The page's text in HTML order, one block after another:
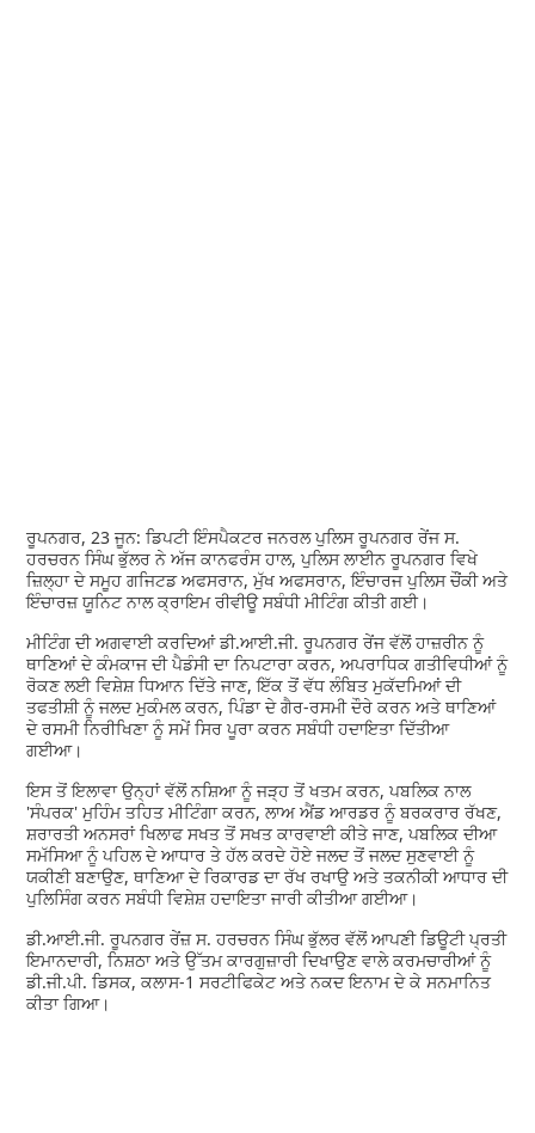
ਰੂਪਨਗਰ, 23 ਜੂਨ: ਡਿਪਟੀ ਇੰਸਪੈਕਟਰ ਜਨਰਲ ਪੁਲਿਸ ਰੂਪਨਗਰ ਰੇਂਜ ਸ.
ਹਰਚਰਨ ਸਿੰਘ ਭੁੱਲਰ ਨੇ ਅੱਜ ਕਾਨਫਰੰਸ ਹਾਲ, ਪੁਲਿਸ ਲਾਈਨ ਰੂਪਨਗਰ ਵਿਖੇ
ਜ਼ਿਲ੍ਹਾ ਦੇ ਸਮੂਹ ਗਜਿਟਡ ਅਫਸਰਾਨ, ਮੁੱਖ ਅਫਸਰਾਨ, ਇੰਚਾਰਜ ਪੁਲਿਸ ਚੌਂਕੀ ਅਤੇ
ਇੰਚਾਰਜ਼ ਯੂਨਿਟ ਨਾਲ ਕ੍ਰਾਇਮ ਰੀਵੀਊ ਸਬੰਧੀ ਮੀਟਿੰਗ ਕੀਤੀ ਗਈ।
ਮੀਟਿੰਗ ਦੀ ਅਗਵਾਈ ਕਰਦਿਆਂ ਡੀ.ਆਈ.ਜੀ. ਰੂਪਨਗਰ ਰੇਂਜ ਵੱਲੋਂ ਹਾਜ਼ਰੀਨ ਨੂੰ
ਥਾਣਿਆਂ ਦੇ ਕੰਮਕਾਜ ਦੀ ਪੈਡੰਸੀ ਦਾ ਨਿਪਟਾਰਾ ਕਰਨ, ਅਪਰਾਧਿਕ ਗਤੀਵਿਧੀਆਂ ਨੂੰ
ਰੋਕਣ ਲਈ ਵਿਸ਼ੇਸ਼ ਧਿਆਨ ਦਿੱਤੇ ਜਾਣ, ਇੱਕ ਤੋਂ ਵੱਧ ਲੰਬਿਤ ਮੁਕੱਦਮਿਆਂ ਦੀ
ਤਫਤੀਸ਼ੀ ਨੂੰ ਜਲਦ ਮੁਕੰਮਲ ਕਰਨ, ਪਿੰਡਾ ਦੇ ਗੈਰ-ਰਸਮੀ ਦੌਰੇ ਕਰਨ ਅਤੇ ਥਾਣਿਆਂ
ਦੇ ਰਸਮੀ ਨਿਰੀਖਿਣਾ ਨੂੰ ਸਮੇਂ ਸਿਰ ਪੂਰਾ ਕਰਨ ਸਬੰਧੀ ਹਦਾਇਤਾ ਦਿੱਤੀਆ
ਗਈਆ।
ਇਸ ਤੋਂ ਇਲਾਵਾ ਉਨ੍ਹਾਂ ਵੱਲੋਂ ਨਸ਼ਿਆ ਨੂੰ ਜੜ੍ਹ ਤੋਂ ਖਤਮ ਕਰਨ, ਪਬਲਿਕ ਨਾਲ
'ਸੰਪਰਕ' ਮੁਹਿੰਮ ਤਹਿਤ ਮੀਟਿੰਗਾ ਕਰਨ, ਲਾਅ ਐਂਡ ਆਰਡਰ ਨੂੰ ਬਰਕਰਾਰ ਰੱਖਣ,
ਸ਼ਰਾਰਤੀ ਅਨਸਰਾਂ ਖਿਲਾਫ ਸਖਤ ਤੋਂ ਸਖਤ ਕਾਰਵਾਈ ਕੀਤੇ ਜਾਣ, ਪਬਲਿਕ ਦੀਆ
ਸਮੱਸਿਆ ਨੂੰ ਪਹਿਲ ਦੇ ਆਧਾਰ ਤੇ ਹੱਲ ਕਰਦੇ ਹੋਏ ਜਲਦ ਤੋਂ ਜਲਦ ਸੁਣਵਾਈ ਨੂੰ
ਯਕੀਣੀ ਬਣਾਉਣ, ਥਾਣਿਆ ਦੇ ਰਿਕਾਰਡ ਦਾ ਰੱਖ ਰਖਾਉ ਅਤੇ ਤਕਨੀਕੀ ਆਧਾਰ ਦੀ
ਪੁਲਿਸਿੰਗ ਕਰਨ ਸਬੰਧੀ ਵਿਸ਼ੇਸ਼ ਹਦਾਇਤਾ ਜਾਰੀ ਕੀਤੀਆ ਗਈਆ।
ਡੀ.ਆਈ.ਜੀ. ਰੂਪਨਗਰ ਰੇਂਜ਼ ਸ. ਹਰਚਰਨ ਸਿੰਘ ਭੁੱਲਰ ਵੱਲੋਂ ਆਪਣੀ ਡਿਊਟੀ ਪ੍ਰਤੀ
ਇਮਾਨਦਾਰੀ, ਨਿਸ਼ਠਾ ਅਤੇ ਉੱਤਮ ਕਾਰਗੁਜ਼ਾਰੀ ਦਿਖਾਉਣ ਵਾਲੇ ਕਰਮਚਾਰੀਆਂ ਨੂੰ
ਡੀ.ਜੀ.ਪੀ. ਡਿਸਕ, ਕਲਾਸ-1 ਸਰਟੀਫਿਕੇਟ ਅਤੇ ਨਕਦ ਇਨਾਮ ਦੇ ਕੇ ਸਨਮਾਨਿਤ
ਕੀਤਾ ਗਿਆ।